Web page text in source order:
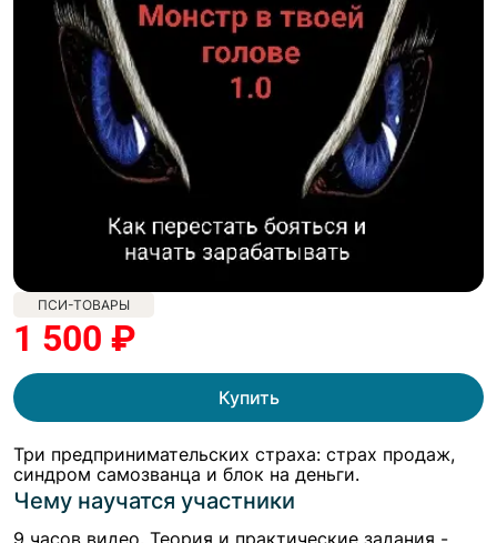
ПСИ-ТОВАРЫ
1 500 ₽
Купить
Три предпринимательских страха: страх продаж,
синдром самозванца и блок на деньги.
Чему научатся участники
9 часов видео. Теория и практические задания -